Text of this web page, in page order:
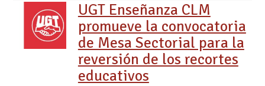
UGT Enseñanza CLM
promueve la convocatoria
de Mesa Sectorial para la
reversión de los recortes
educativos